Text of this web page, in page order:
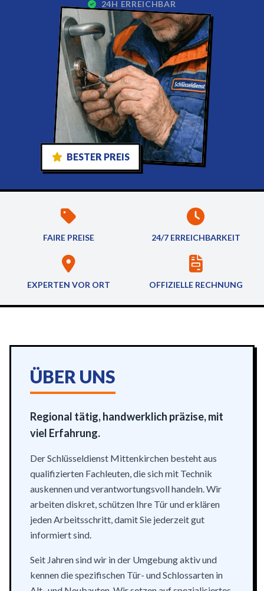
24H ERREICHBAR
BESTER PREIS
FAIRE PREISE 24/7 ERREICHBARKEIT
EXPERTEN VOR ORT OFFIZIELLE RECHNUNG
ÜBER UNS
Regional tätig, handwerklich präzise, mit
viel Erfahrung.
Der Schlüsseldienst Mittenkirchen besteht aus
qualifizierten Fachleuten, die sich mit Technik
auskennen und verantwortungsvoll handeln. Wir
arbeiten diskret, schützen Ihre Tür und erklären
jeden Arbeitsschritt, damit Sie jederzeit gut
informiert sind.
Seit Jahren sind wir in der Umgebung aktiv und
kennen die spezifischen Tür- und Schlossarten in